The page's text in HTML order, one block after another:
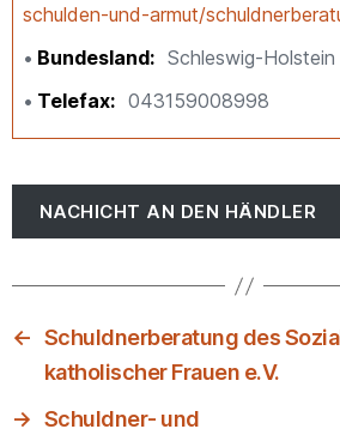
schulden-und-armut/
Bundesland
Schleswig-Holstein
Telefax
043159008998
NACHICHT AN DEN HÄNDLER
← Schuldnerberatung des
katholischer Frauen e.V.
→ Schuldner- und